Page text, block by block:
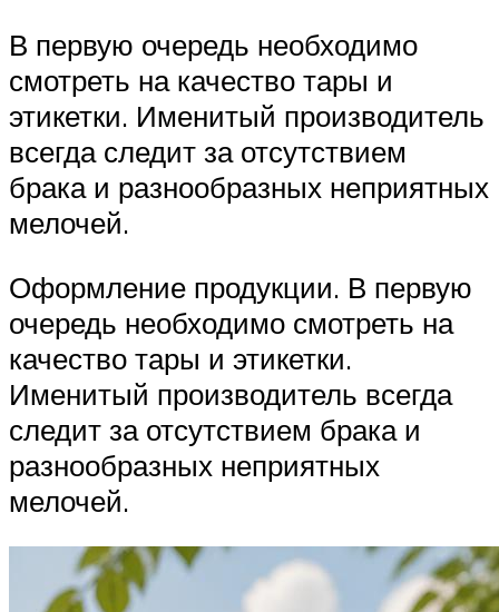
В первую очередь необходимо
смотреть на качество тары и
этикетки. Именитый производитель
всегда следит за отсутствием
брака и разнообразных неприятных
мелочей.
Оформление продукции. В первую
очередь необходимо смотреть на
качество тары и этикетки.
Именитый производитель всегда
следит за отсутствием брака и
разнообразных неприятных
мелочей.